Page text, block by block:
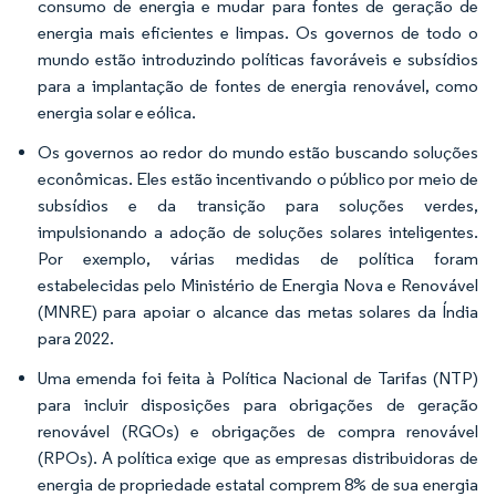
consumo de energia e mudar para fontes de geração de
energia mais eficientes e limpas. Os governos de todo o
mundo estão introduzindo políticas favoráveis e subsídios
para a implantação de fontes de energia renovável, como
energia solar e eólica.
Os governos ao redor do mundo estão buscando soluções
econômicas. Eles estão incentivando o público por meio de
subsídios e da transição para soluções verdes,
impulsionando a adoção de soluções solares inteligentes.
Por exemplo, várias medidas de política foram
estabelecidas pelo Ministério de Energia Nova e Renovável
(MNRE) para apoiar o alcance das metas solares da Índia
para 2022.
Uma emenda foi feita à Política Nacional de Tarifas (NTP)
para incluir disposições para obrigações de geração
renovável (RGOs) e obrigações de compra renovável
(RPOs). A política exige que as empresas distribuidoras de
energia de propriedade estatal comprem 8% de sua energia